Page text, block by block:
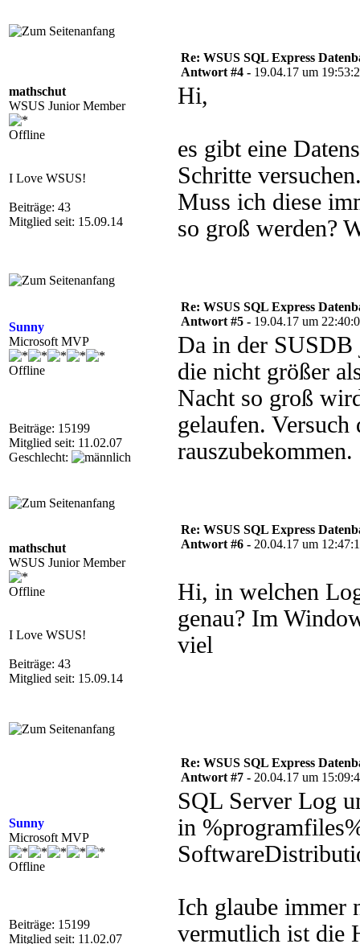
mathschut
WSUS Junior Member
Offline
I Love WSUS!
Beiträge: 43
Mitglied seit: 15.09.14
Re: WSUS SQL Express
Antwort #4 - 19.04.17 um
Hi,
es gibt eine
Schritte
Muss ich diese
so groß werden?
Sunny
Microsoft MVP
Offline
Beiträge: 15199
Mitglied seit: 11.02.07
Geschlecht:
Re: WSUS SQL Express
Antwort #5 - 19.04.17 um
Da in der
die nicht größer
Nacht so groß
gelaufen.
rauszubekommen.
mathschut
WSUS Junior Member
Offline
I Love WSUS!
Beiträge: 43
Mitglied seit: 15.09.14
Re: WSUS SQL Express
Antwort #6 - 20.04.17 um
Hi, in welchen
genau? Im
viel
Sunny
Microsoft MVP
Offline
Beiträge: 15199
Mitglied seit: 11.02.07
Re: WSUS SQL Express
Antwort #7 - 20.04.17 um
SQL Server Log
in
Ich glaube immer
vermutlich ist die